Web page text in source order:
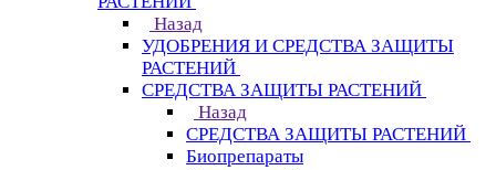
Назад
УДОБРЕНИЯ И СРЕДСТВА ЗАЩИТЫ
РАСТЕНИЙ
СРЕДСТВА ЗАЩИТЫ РАСТЕНИЙ
Назад
СРЕДСТВА ЗАЩИТЫ РАСТЕНИЙ
Биопрепараты